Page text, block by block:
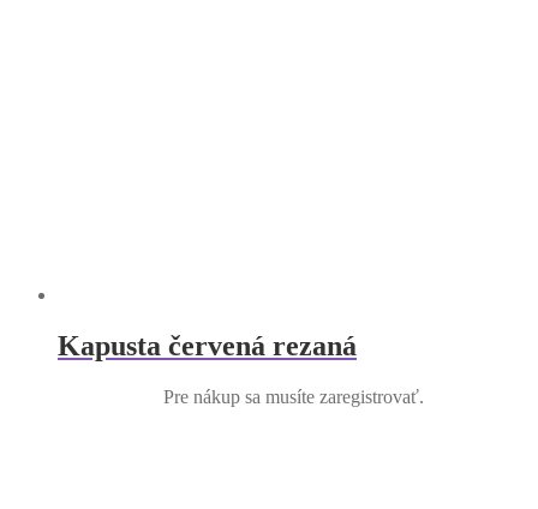
Kapusta červená rezaná
Pre nákup sa musíte zaregistrovať.